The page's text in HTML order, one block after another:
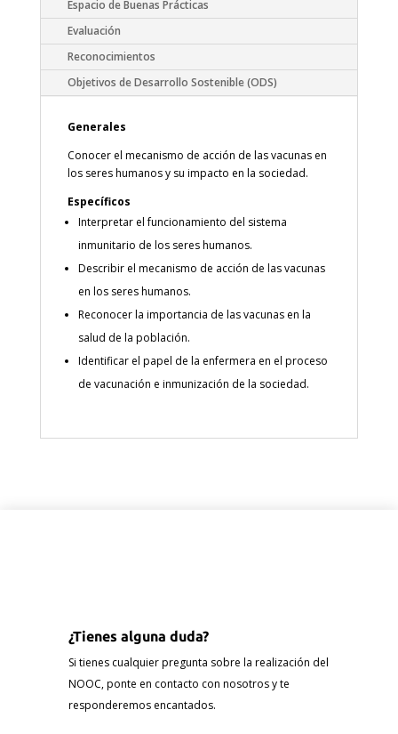
Espacio de Buenas Prácticas
Evaluación
Reconocimientos
Objetivos de Desarrollo Sostenible (ODS)
Generales
Conocer el mecanismo de acción de las vacunas en
los seres humanos y su impacto en la sociedad.
Específicos
Interpretar el funcionamiento del sistema
inmunitario de los seres humanos.
Describir el mecanismo de acción de las vacunas
en los seres humanos.
Reconocer la importancia de las vacunas en la
salud de la población.
Identificar el papel de la enfermera en el proceso
de vacunación e inmunización de la sociedad.
¿Tienes alguna duda?
Si tienes cualquier pregunta sobre la realización del
NOOC, ponte en contacto con nosotros y te
responderemos encantados.